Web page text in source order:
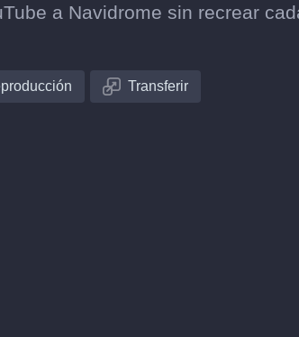
a Navidrome sin recrear
Transferir